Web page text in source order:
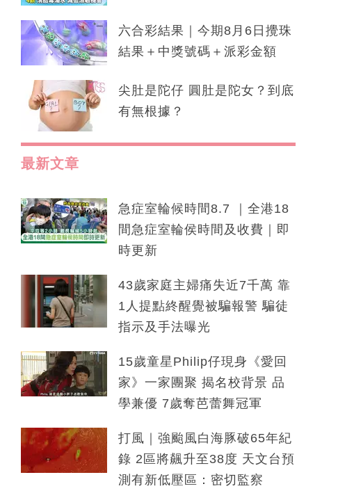
六合彩結果｜今期8月6日攪珠
結果＋中獎號碼＋派彩金額
尖肚是陀仔 圓肚是陀女？到底
有無根據？
最新文章
急症室輪候時間8.7 ｜全港18
間急症室輪侯時間及收費｜即
時更新
43歲家庭主婦痛失近7千萬 靠
1人提點終醒覺被騙報警 騙徒
指示及手法曝光
15歲童星Philip仔現身《愛回
家》一家團聚 揭名校背景 品
學兼優 7歲奪芭蕾舞冠軍
打風｜強颱風白海豚破65年紀
錄 2區將飆升至38度 天文台預
測有新低壓區：密切監察